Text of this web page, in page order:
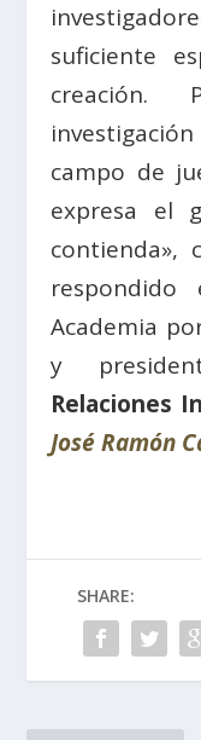
suficiente
campo de
expresa el
contienda»,
Academia
y
Relaciones
José Ramón
SHARE: